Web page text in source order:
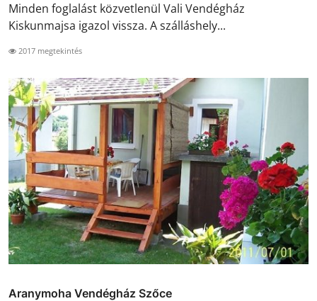
Minden foglalást közvetlenül Vali Vendégház
Kiskunmajsa igazol vissza. A szálláshely...
2017 megtekintés
Aranymoha Vendégház Szőce